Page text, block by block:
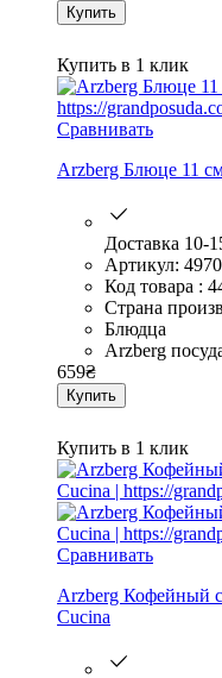
Купить
Купить в 1 клик
Сравнивать
Arzberg Блюце 11
Доставка 10-
Артикул:
Код товара :
Страна
Блюдца
Arzberg
659₴
Купить
Купить в 1 клик
Сравнивать
Arzberg Кофейный
Cucina